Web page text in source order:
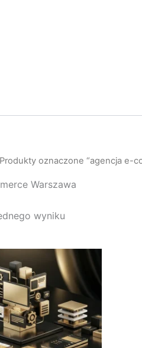
oznaczone “agencja e-
Warszawa
wyniku